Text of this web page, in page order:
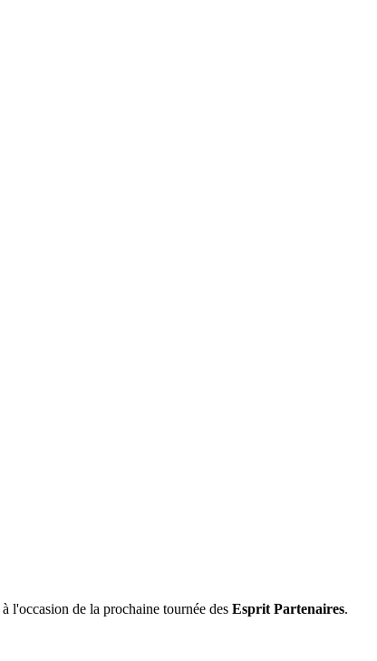
à l'occasion de la prochaine tournée des Esprit Partenaires.